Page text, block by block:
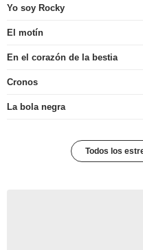
Yo soy Rocky
El motín
En el corazón de la bestia
Cronos
La bola negra
Todos los